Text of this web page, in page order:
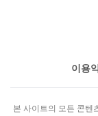
이용
본 사이트의 모든 콘텐